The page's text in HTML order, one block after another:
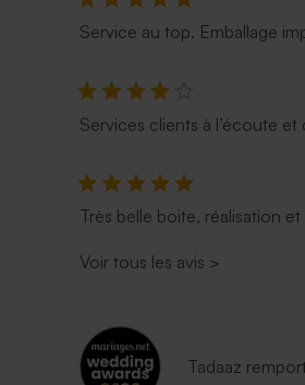
Carte vierge rectangle double
effet mat
Service au top. Emballage
Services clients à l’écoute
Très belle boite, réalisation
Voir tous les avis >
Tadaaz